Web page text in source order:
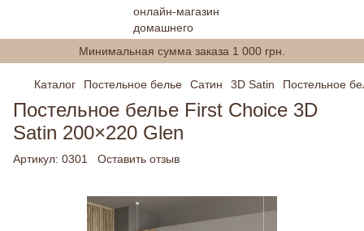
Минимальная сумма заказа 1 000 грн.
Каталог Постельное белье Сатин 3D Satin Постельное
Постельное белье First Choice 3D
Satin 200×220 Glen
Артикул: 0301 Оставить отзыв